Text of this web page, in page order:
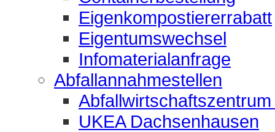
Eigenkompostiererrabatt
Eigentumswechsel
Infomaterialanfrage
Abfallannahmestellen
UKEA Dachsenhausen